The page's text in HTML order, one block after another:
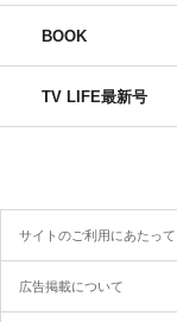
BOOK
TV LIFE最新号
サイトのご利用にあたって
広告掲載について